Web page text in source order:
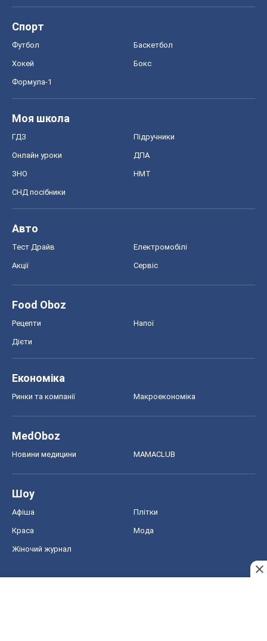
Спорт
Футбол Баскетбол
Хокей Бокс
Формула-1
Моя школа
ГДЗ Підручники
Онлайн уроки ДПА
ЗНО НМТ
СНД посібники
Авто
Тест Драйв Електромобілі
Акції Сервіс
Food Oboz
Рецепти Напої
Дієти
Економіка
Ринки та компанії Макроекономіка
MedOboz
Новини медицини MAMACLUB
Шоу
Афіша Плітки
Краса Мода
Жіночий журнал